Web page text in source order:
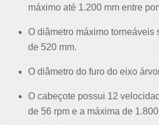
máximo até 1.200 mm entre
O diâmetro máximo torneáveis
de 520 mm.
O diâmetro do furo do eixo
O cabeçote possui 12
de 56 rpm e a máxima de